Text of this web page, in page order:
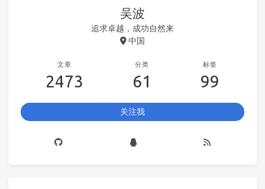
吴波
追求卓越，成功自然来
中国
文章
2473
分类
61
标签
99
关注我